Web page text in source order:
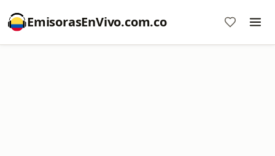
EmisorasEnVivo.com.co